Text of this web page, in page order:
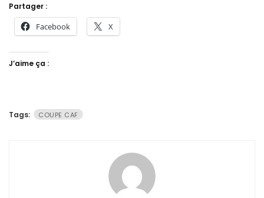
Partager :
Facebook X
J’aime ça :
Tags: COUPE CAF